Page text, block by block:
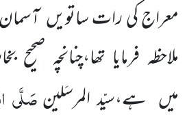
معراج کی رات ساتویں آسمان
ملاحظہ فرمایا تھا،چنانچہ
میں ہے،سیّد المرسَلینصَلَّی